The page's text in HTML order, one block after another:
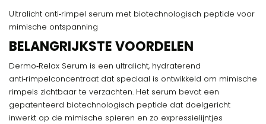
Ultralicht anti‑rimpel serum met biotechnologisch peptide voor
mimische ontspanning
BELANGRIJKSTE VOORDELEN
Dermo‑Relax Serum is een ultralicht, hydraterend
anti‑rimpelconcentraat dat speciaal is ontwikkeld om mimische
rimpels zichtbaar te verzachten. Het serum bevat een
gepatenteerd biotechnologisch peptide dat doelgericht
inwerkt op de mimische spieren en zo expressielijntjes